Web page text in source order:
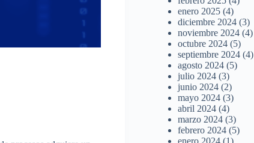
enero 2025 (4)
diciembre 2024 (3)
noviembre 2024 (4)
octubre 2024 (5)
septiembre 2024 (4)
agosto 2024 (5)
julio 2024 (3)
junio 2024 (2)
mayo 2024 (3)
abril 2024 (4)
marzo 2024 (3)
febrero 2024 (5)
enero 2024 (1)